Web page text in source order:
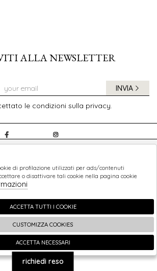
ALLA NEWSLETTER
le condizioni sulla privacy.
INVIA
SHOPPING
EXTRA
richiedi reso
di profilazione utilizzati per ads/contenuti
o disattivare tali cookie nella pagina cookie
ACCETTA TUTTI I COOKIE
CUSTOMIZZA COOKIES
ACCETTA NECESSARI